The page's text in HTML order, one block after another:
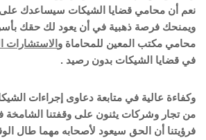
نعم أن محامي قضايا الشيكات سيساعدك على
ويمنحك فرصة ذهبية في أن يعود لك حقك
محامي مكتب المعين للمحاماة و الاستشارات
في قضايا الشيكات بدون رصيد .
وكفاءة عالية في متابعة دعاوى إجراءات
من تجار وشركات يثنون على وقفتنا الشامخة
فرؤيتنا أن الحق سيعود لأصحابه مهما طال